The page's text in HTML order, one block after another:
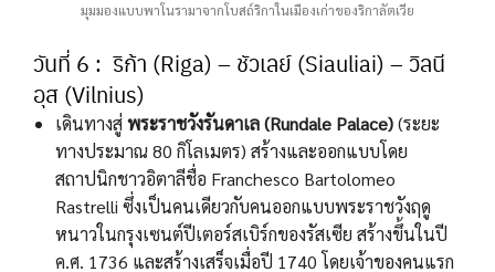
มุมมองแบบพาโนรามาจากโบสถ์ริกาในเมืองเก่าของริกาลัตเวีย
วันที่ 6 : ริก้า (Riga) – ชัวเลย์ (Siauliai) – วิลนี
อุส (Vilnius)
เดินทางสู่พระราชวังรันดาเล (Rundale Palace)(ระยะ
ทางประมาณ 80 กิโลเมตร) สร้างและออกแบบโดย
สถาปนิกชาวอิตาลีชื่อ Franchesco Bartolomeo
Rastrelli ซึ่งเป็นคนเดียวกับคนออกแบบพระราชวังฤดู
หนาวในกรุงเซนต์ปีเตอร์สเบิร์กของรัสเซีย สร้างขึ้นในปี
ค.ศ. 1736 และสร้างเสร็จเมื่อปี 1740 โดยเจ้าของคนแรก